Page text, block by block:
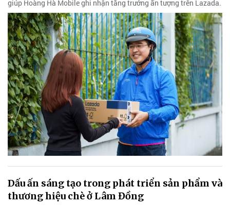
giúp Hoàng Hà Mobile ghi nhận tăng trưởng ấn tượng trên Lazada.
Dấu ấn sáng tạo trong phát triển sản phẩm và
thương hiệu chè ở Lâm Đồng